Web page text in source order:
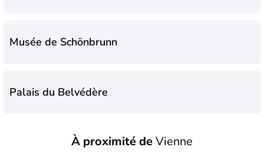
Musée de Schönbrunn
Palais du Belvédère
À proximité deVienne